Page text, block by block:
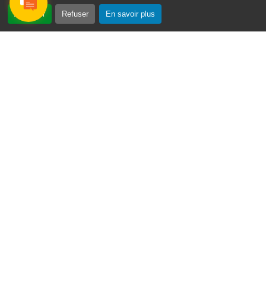
Accepter Refuser En savoir plus